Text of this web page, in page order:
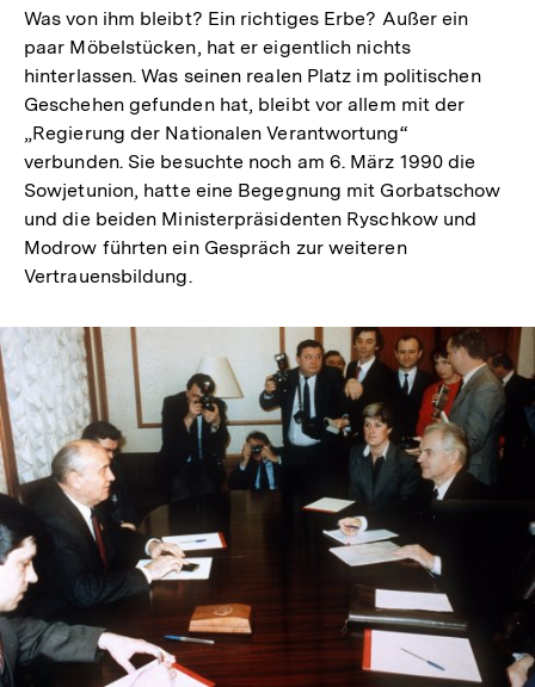
Was von ihm bleibt? Ein richtiges Erbe? Außer ein
paar Möbelstücken, hat er eigentlich nichts
hinterlassen. Was seinen realen Platz im politischen
Geschehen gefunden hat, bleibt vor allem mit der
„Regierung der Nationalen Verantwortung“
verbunden. Sie besuchte noch am 6. März 1990 die
Sowjetunion, hatte eine Begegnung mit Gorbatschow
und die beiden Ministerpräsidenten Ryschkow und
Modrow führten ein Gespräch zur weiteren
Vertrauensbildung.